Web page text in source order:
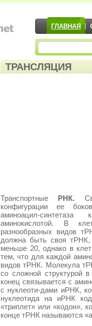
ГЛАВНАЯ
ТРАНСЛЯЦИЯ
Транспортные РНК.
конфигурации ее
аминоацил-
аминокислотой. В
разнообразных видов
должна быть своя
меньше 20, однако в
тем, что для каждой
видов тРНК. Молекула
со сложной структурой
конец связывается с
с нуклеоти-дами иРНК,
нуклеотида на иРНК
«триплет» или «кодон»,
конце тРНК называются